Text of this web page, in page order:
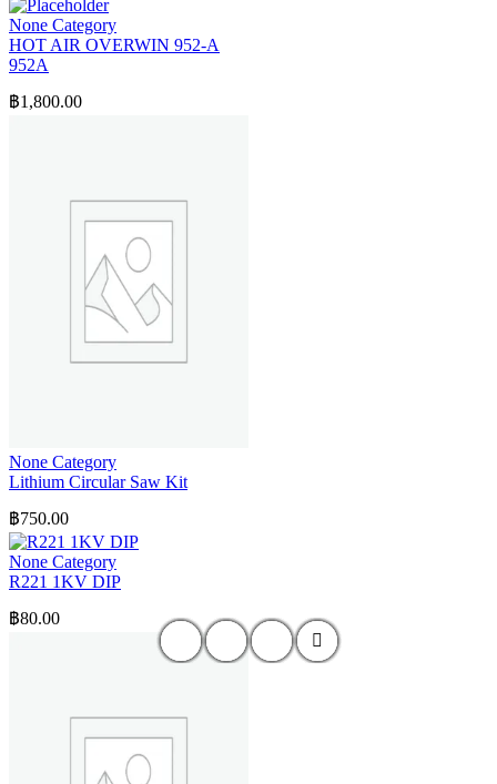
None Category
HOT AIR OVERWIN 952-A
952A
฿1,800.00
None Category
Lithium Circular Saw Kit
฿750.00
None Category
R221 1KV DIP
฿80.00